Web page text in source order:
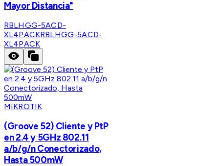
Mayor Distancia"
RBLHGG-5ACD-
XL4PACKRBLHGG-5ACD-
XL4PACK
MIKROTIK
(Groove 52) Cliente y PtP
en 2.4 y 5GHz 802.11
a/b/g/n Conectorizado,
Hasta 500mW